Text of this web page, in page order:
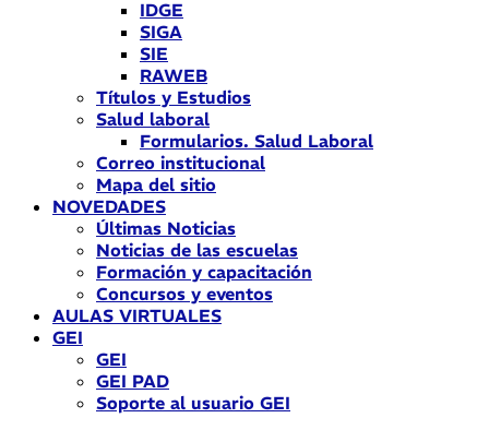
IDGE
SIGA
SIE
RAWEB
Títulos y Estudios
Salud laboral
Formularios. Salud Laboral
Correo institucional
Mapa del sitio
NOVEDADES
Últimas Noticias
Noticias de las escuelas
Formación y capacitación
Concursos y eventos
AULAS VIRTUALES
GEI
GEI
GEI PAD
Soporte al usuario GEI